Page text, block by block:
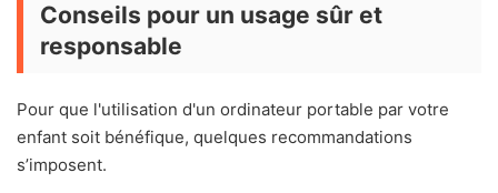
Conseils pour un usage sûr et
responsable
Pour que l'utilisation d'un ordinateur portable par votre
enfant soit bénéfique, quelques recommandations
s’imposent.